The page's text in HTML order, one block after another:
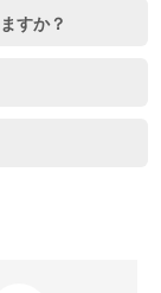
すか？